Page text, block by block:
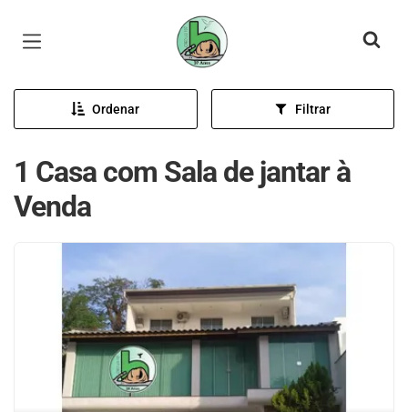
Página inicial
Ordenar Filtrar
1 Casa com Sala de jantar à
Venda